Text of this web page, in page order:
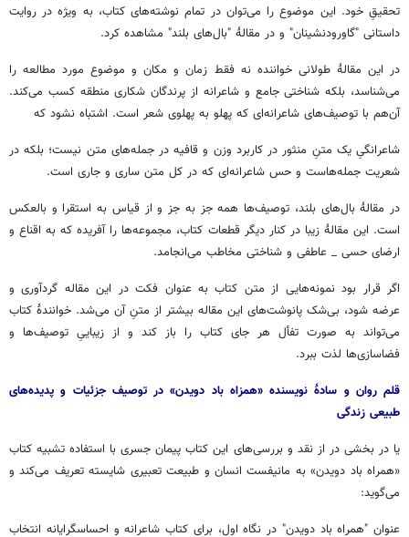
تحقیقِ خود. این موضوع را می‌توان در تمام نوشته‌های کتاب، به ویژه در روایت
داستانی "گاورودنشینان" و در مقالۀ "بال‌های بلند" مشاهده کرد.
در این مقالۀ طولانی خواننده نه فقط زمان و مکان و موضوع مورد مطالعه را
می‌شناسد، بلکه شناختی جامع و شاعرانه از پرندگان شکاری منطقه کسب می‌کند.
آن‌هم با توصیف‌های شاعرانه‌ای که پهلو به پهلوی شعر است. اشتباه نشود که
شاعرانگیِ یک متنِ منثور در کاربرد وزن و قافیه در جمله‌های متن نیست؛ بلکه در
شعریت جمله‌هاست و حس شاعرانه‌ای که در کل متن ساری و جاری است.
در مقالۀ بال‌های بلند، توصیف‌ها همه جز به جز و از قیاس به استقرا و بالعکس
است. این مقالۀ زیبا در کنار دیگر قطعات کتاب، مجموعه‌ها را آفریده که به اقناع و
ارضای حسی _ عاطفی و شناختی مخاطب می‌انجامد.
اگر قرار بود نمونه‌هایی از متن کتاب به عنوان فکت در این مقاله گردآوری و
عرضه شود، بی‌شک پانوشت‌های این مقاله بیشتر از متنِ آن می‌شد. خوانندۀ کتاب
می‌تواند به صورت تفأل هر جای کتاب را باز کند و از زیباییِ توصیف‌ها و
فضاسازی‌ها لذت ببرد.
قلم روان و سادۀنویسنده «همزاه باد دویدن» در توصیف جزئیات و پدیده‌های
طبیعی زندگی
یا در بخشی در از نقد و بررسی‌های این کتاب پیمان جسری با استفاده تشبیه کتاب
«همراه باد دویدن» به مانیفست انسان و طبیعت تعبیری شایسته تعریف می‌کند و
می‌گوید:
عنوان "همراه باد دویدن" در نگاه اول، برای کتاب شاعرانه و احساسگرایانه انتخاب